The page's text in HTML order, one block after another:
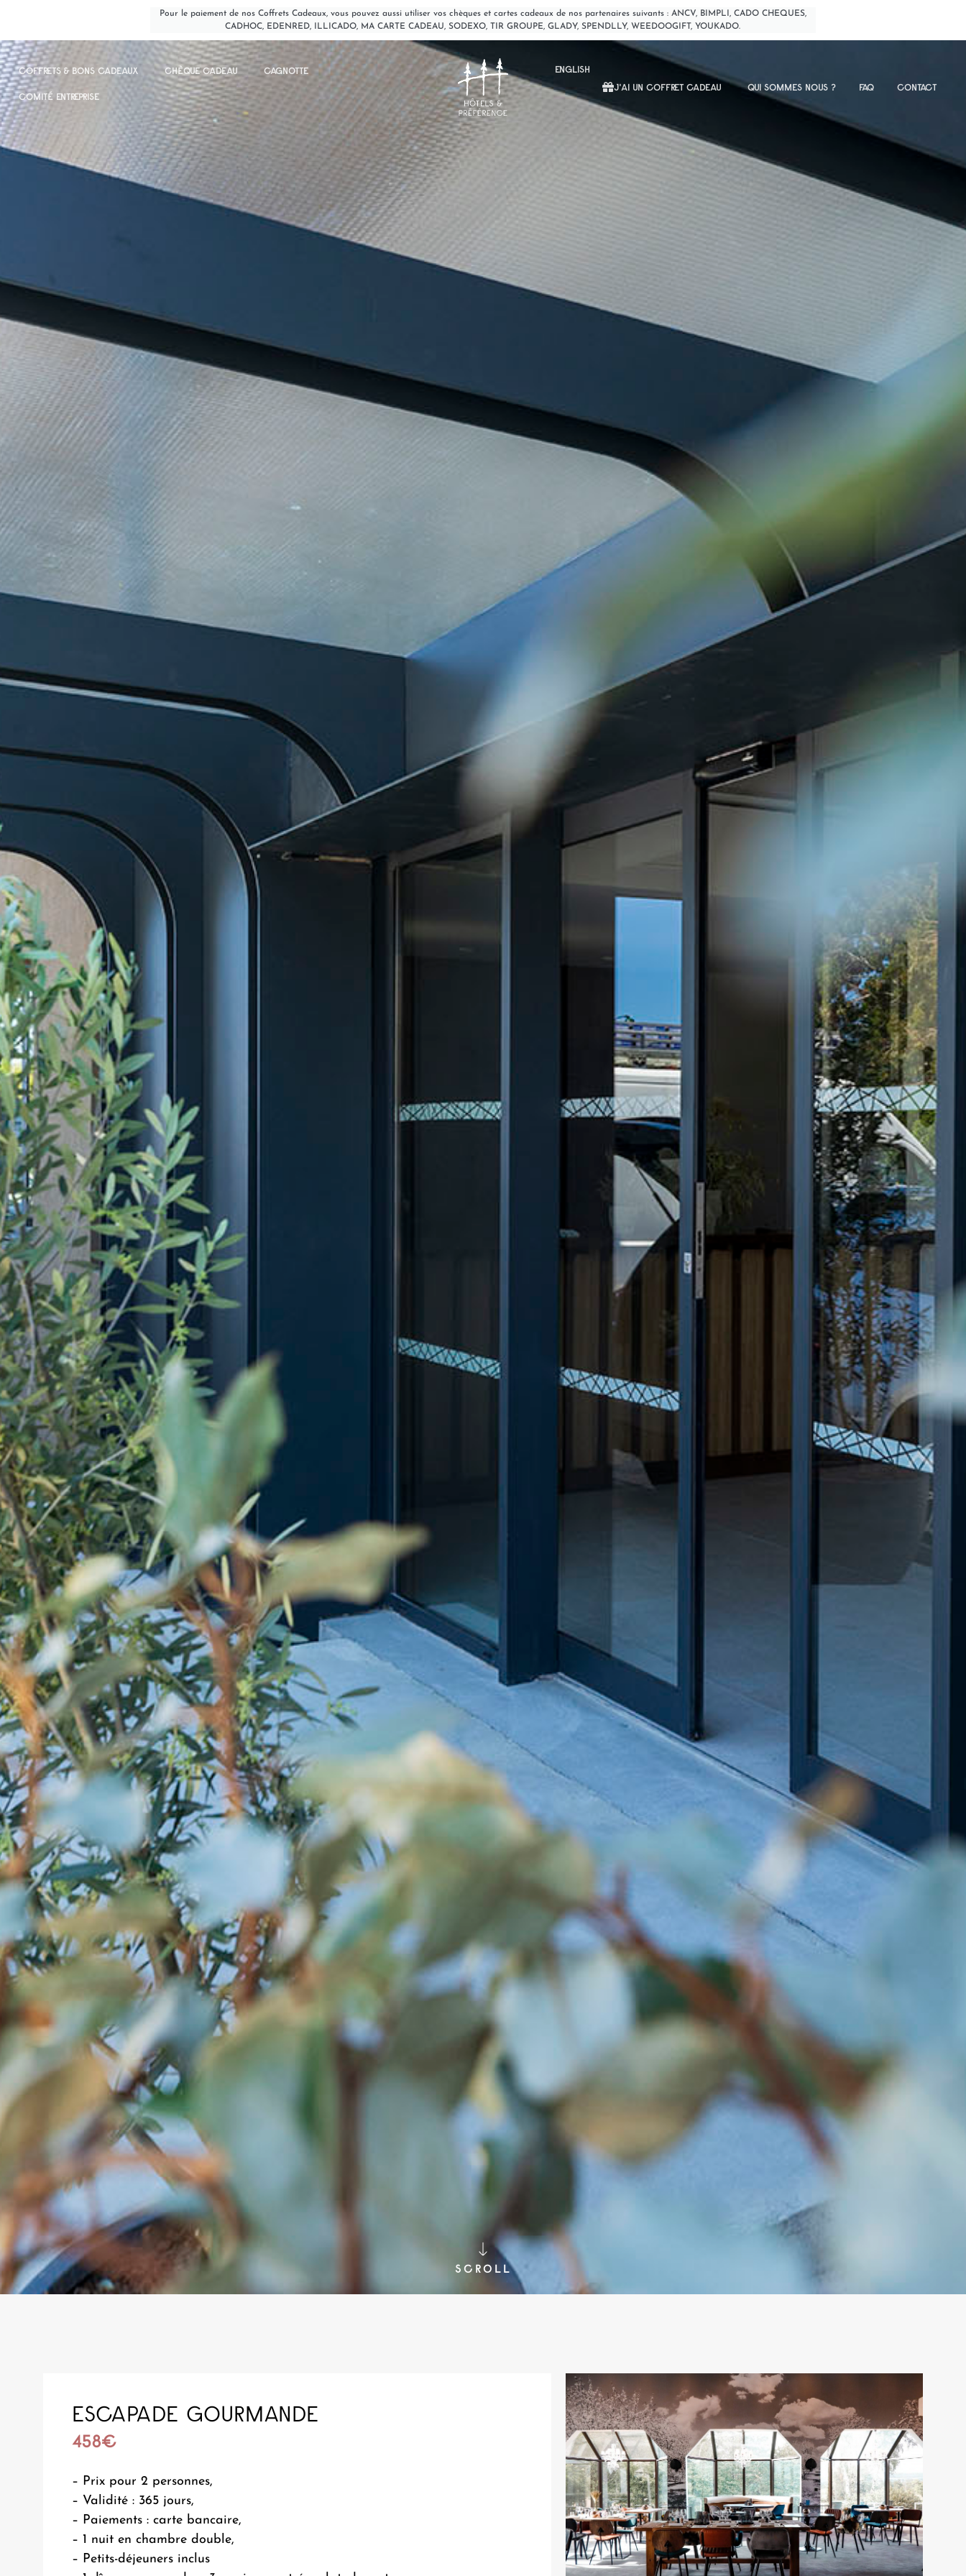
Pour le paiement de nos Coffrets Cadeaux, vous pouvez aussi utiliser vos chèques et cartes cadeaux de nos partenaires suivants : ANCV, BIMPLI, CADO CHEQUES,
CADHOC, EDENRED, ILLICADO, MA CARTE CADEAU, SODEXO, TIR GROUPE, GLADY, SPENDLLY, WEEDOOGIFT, YOUKADO.
COFFRETS & BONS CADEAUX CHÈQUE CADEAU CAGNOTTE
COMITÉ ENTREPRISE
ENGLISH
J'AI UN COFFRET CADEAU
QUI SOMMES NOUS ? FAQ CONTACT
SCROLL
ESCAPADE GOURMANDE
458€
– Prix pour 2 personnes,
– Validité : 365 jours,
– Paiements : carte bancaire,
– 1 nuit en chambre double,
– Petits-déjeuners inclus